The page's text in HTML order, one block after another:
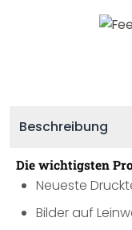
Beschreibung
Die wichtigsten
Neueste
Bilder auf